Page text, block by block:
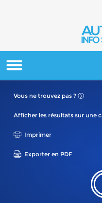
Vous ne trouvez pas ?
Afficher les résultats sur une
Imprimer
Exporter en PDF